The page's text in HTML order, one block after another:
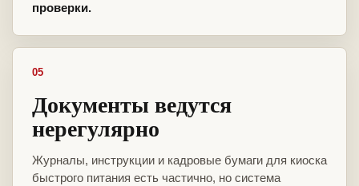
проверки.
05
Документы ведутся
нерегулярно
Журналы, инструкции и кадровые бумаги для киоска
быстрого питания есть частично, но система